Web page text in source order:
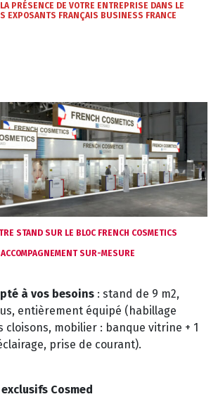
PRÉSENCE DE VOTRE ENTREPRISE DANS LE
EXPOSANTS FRANÇAIS BUSINESS FRANCE
STAND SUR LE BLOC FRENCH COSMETICS
SUR-MESURE
à vos besoins : stand de 9 m2,
entièrement équipé (habillage
cloisons, mobilier : banque vitrine + 1
prise de courant).
Cosmed